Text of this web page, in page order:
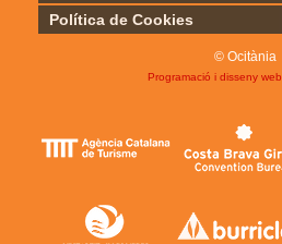
Política de Cookies
© Ocitània
Programació i disseny web